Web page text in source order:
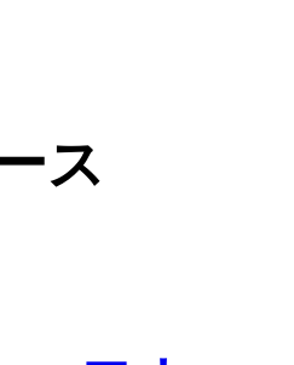
ス